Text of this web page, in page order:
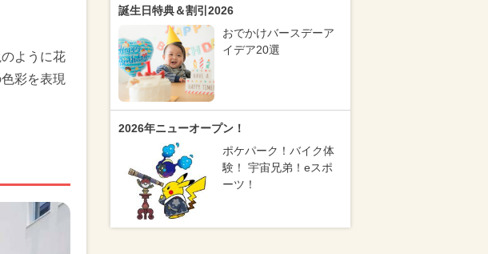
ように花
彩を表現
誕生日特典＆割引2026
おでかけバースデーア
イデア20選
2026年ニューオープン！
ポケパーク！バイク体
験！ 宇宙兄弟！eスポ
ーツ！